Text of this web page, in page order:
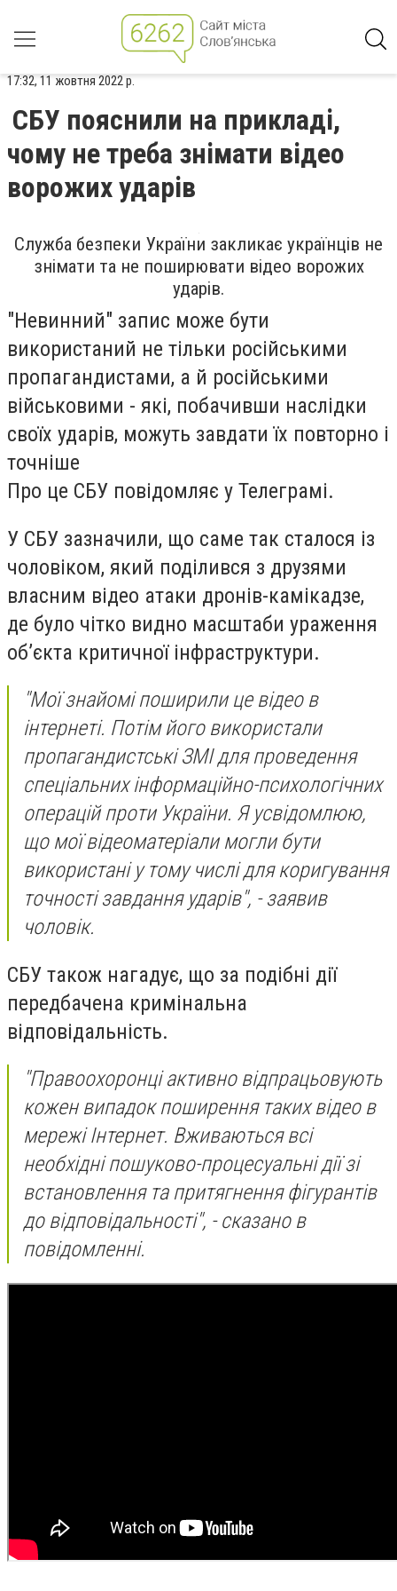
17:32, 11 жовтня 2022 р.
СБУ пояснили на прикладі,
чому не треба знімати відео
ворожих ударів
Служба безпеки України закликає українців не
знімати та не поширювати відео ворожих
ударів.
"Невинний" запис може бути
використаний не тільки російськими
пропагандистами, а й російськими
військовими - які, побачивши наслідки
своїх ударів, можуть завдати їх повторно і
точніше
Про це СБУ повідомляє у Телеграмі.
У СБУ зазначили, що саме так сталося із
чоловіком, який поділився з друзями
власним відео атаки дронів-камікадзе,
де було чітко видно масштаби ураження
об’єкта критичної інфраструктури.
"Мої знайомі поширили це відео в
інтернеті. Потім його використали
пропагандистські ЗМІ для проведення
спеціальних інформаційно-психологічних
операцій проти України. Я усвідомлюю,
що мої відеоматеріали могли бути
використані у тому числі для коригування
точності завдання ударів", - заявив
чоловік.
СБУ також нагадує, що за подібні дії
передбачена кримінальна
відповідальність.
"Правоохоронці активно відпрацьовують
кожен випадок поширення таких відео в
мережі Інтернет. Вживаються всі
необхідні пошуково-процесуальні дії зі
встановлення та притягнення фігурантів
до відповідальності", - сказано в
повідомленні.